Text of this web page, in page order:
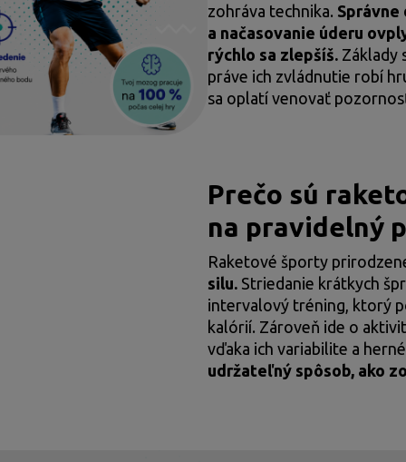
zohráva technika. Správne
a načasovanie úderu
rýchlo sa zlepšíš. Základy
práve ich zvládnutie robí
sa oplatí venovať
Prečo sú
na pravidelný
Raketové športy
silu. Striedanie krátkych
intervalový tréning, ktorý
kalórií. Zároveň ide o
vďaka ich variabilite a
udržateľný spôsob, ako